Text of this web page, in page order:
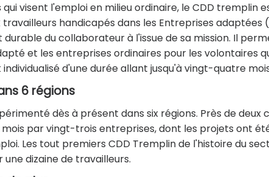
qui visent l'emploi en milieu ordinaire, le CDD tremplin
handicapés dans les Entreprises adaptées (
du collaborateur à l'issue de sa mission. Il
et les entreprises ordinaires pour les volontaires
d'une durée allant jusqu'à vingt-quatre
6 régions
dès à présent dans six régions. Près de
par vingt-trois entreprises, dont les projets ont
Les tout premiers CDD Tremplin de l'histoire du
une dizaine de travailleurs.